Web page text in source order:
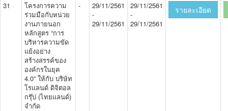
31
โครงการความ
ร่วมมือกับหน่วย
งานภายนอก
หลักสูตร “การ
บริหารความขัด
แย้งอย่าง
สร้างสรรค์ของ
องค์กรในยุค
4.0” ให้กับ บริษัท
โรแลนด์ ดิจิตอล
กรุ๊ป (ไทยแลนด์)
จำกัด
-
29/11/2561
-
29/11/2561
29/11/2561
-
29/11/2561
รายละเอียด